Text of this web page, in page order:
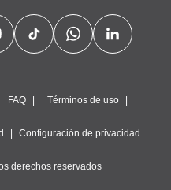
FAQ Términos de uso
Configuración de privacidad
derechos reservados